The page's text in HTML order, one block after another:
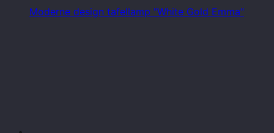
Moderne design tafellamp "White Gold Emma"